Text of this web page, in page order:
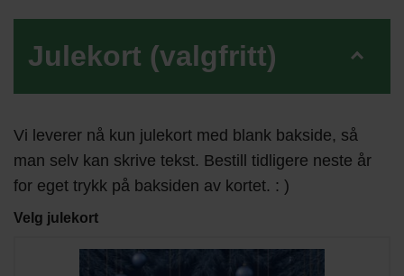
Julekort (valgfritt)
Vi leverer nå kun julekort med blank bakside, så
man selv kan skrive tekst. Bestill tidligere neste år
for eget trykk på baksiden av kortet. : )
Velg julekort